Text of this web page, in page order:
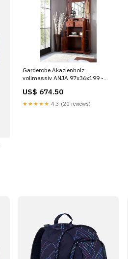
Garderobe Akazienholz
vollmassiv ANJA 97x36x199 -
US$ 674.50
★★★★★ 4.3 (20 reviews)